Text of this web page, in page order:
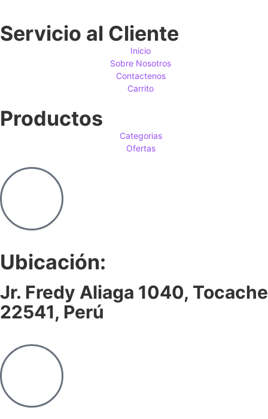
Servicio al Cliente
Inicio
Sobre Nosotros
Contactenos
Carrito
Productos
Categorias
Ofertas
Ubicación:
Jr. Fredy Aliaga 1040, Tocache
22541, Perú